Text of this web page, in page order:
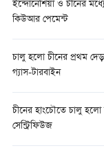
ইন্দোনেশিয়া ও চীনের
কিউআর পেমেন্ট
চালু হলো চীনের প্রথম দেড়
গ্যাস-টারবাইন
চীনের হাংচৌতে চালু হলো
সেন্ট্রিফিউজ